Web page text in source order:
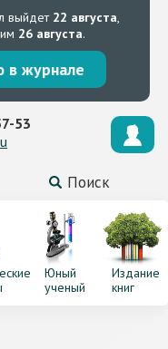
выйдет 22 августа,
26 августа.
в журнале
Поиск
53
Юный
ученый
Издание
книг